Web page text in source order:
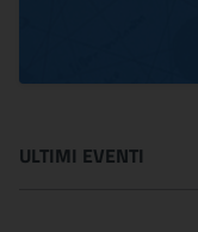
ULTIMI EVENTI